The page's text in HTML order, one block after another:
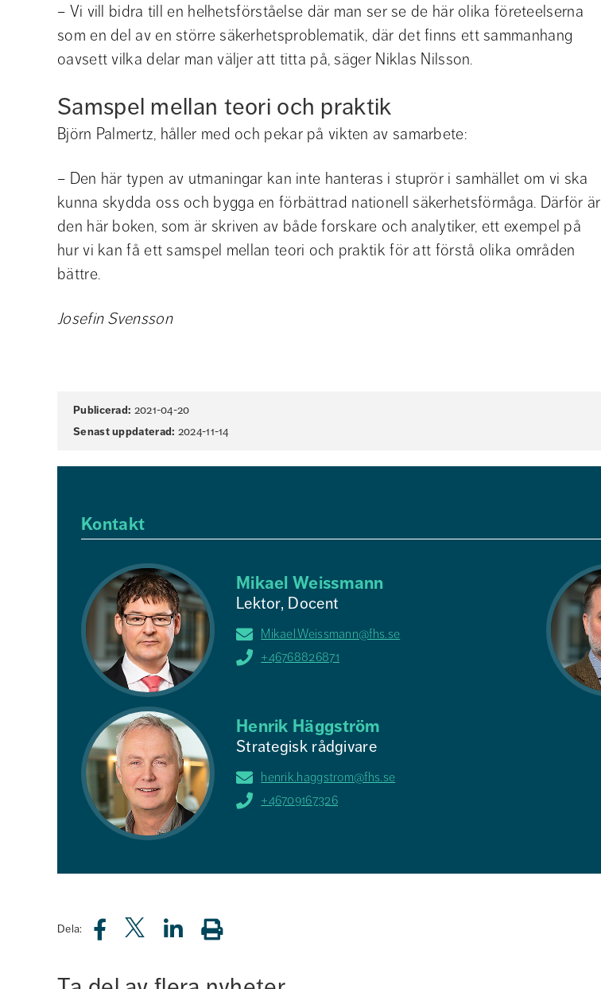
– Vi vill bidra till en helhetsförståelse där man ser se de här olika företeelserna
som en del av en större säkerhetsproblematik, där det finns ett sammanhang
oavsett vilka delar man väljer att titta på, säger Niklas Nilsson.
Samspel mellan teori och praktik
Björn Palmertz, håller med och pekar på vikten av samarbete:
– Den här typen av utmaningar kan inte hanteras i stuprör i samhället om vi ska
kunna skydda oss och bygga en förbättrad nationell säkerhetsförmåga. Därför är
den här boken, som är skriven av både forskare och analytiker, ett exempel på
hur vi kan få ett samspel mellan teori och praktik för att förstå olika områden
bättre.
Josefin Svensson
Sidinformation
Publicerad: 2021-04-20
Senast uppdaterad: 2024-11-14
Kontakt
Mikael Weissmann
Lektor, Docent
Mikael.Weissmann@fhs.se
+46768826871
Henrik Häggström
Strategisk rådgivare
henrik.haggstrom@fhs.se
+46709167326
Dela: